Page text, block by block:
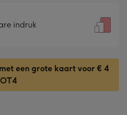
indruk
een grote kaart voor € 4